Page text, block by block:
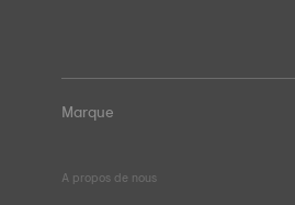
Marque
A propos de nous